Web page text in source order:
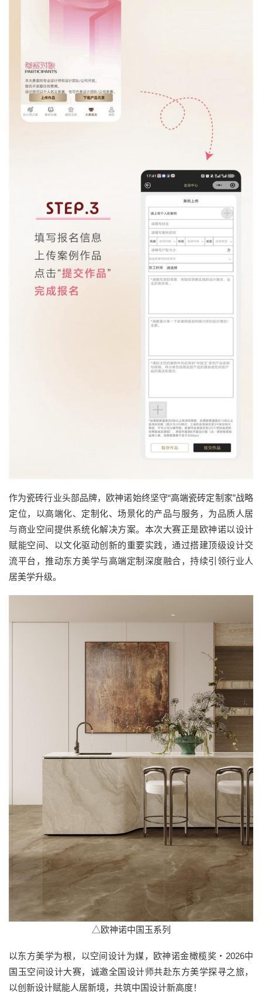
作为瓷砖行业头部品牌，欧神诺始终坚守“高端瓷砖定制家”战略
定位，以高端化、定制化、场景化的产品与服务，为品质人居
与商业空间提供系统化解决方案。本次大赛正是欧神诺以设计
赋能空间、以文化驱动创新的重要实践，通过搭建顶级设计交
流平台，推动东方美学与高端定制深度融合，持续引领行业人
居美学升级。
△欧神诺中国玉系列
以东方美学为根，以空间设计为媒，欧神诺金橄榄奖・2026中
国玉空间设计大赛，诚邀全国设计师共赴东方美学探寻之旅，
以创新设计赋能人居新境，共筑中国设计新高度！